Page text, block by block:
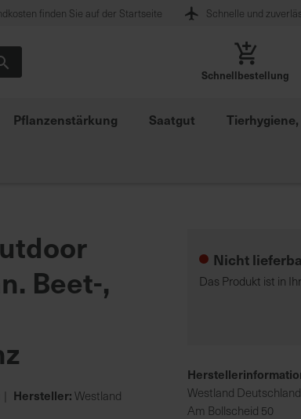
finden Sie auf der Startseite Schnelle und
Schnellbestellung
Pflanzenstärkung Saatgut
Beet-,
Hersteller: Westland
Nicht
Das Produkt ist in
Westland
Am Bollscheid 50